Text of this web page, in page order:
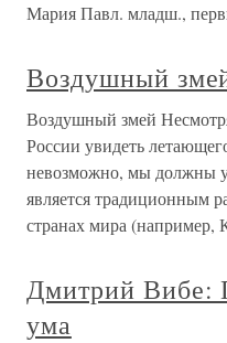
Мария Павл. младш.,
Воздушный
Воздушный змей
России увидеть
невозможно, мы должны
является традиционным
странах мира (например,
Дмитрий Вибе:
ума